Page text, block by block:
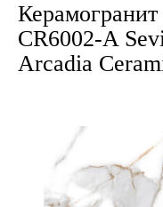
CR6002-A
Arcadia